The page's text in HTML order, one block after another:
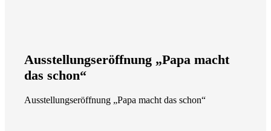
Ausstellungseröffnung „Papa macht
das schon“
Ausstellungseröffnung „Papa macht das schon“